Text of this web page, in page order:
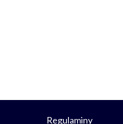
Regulaminy